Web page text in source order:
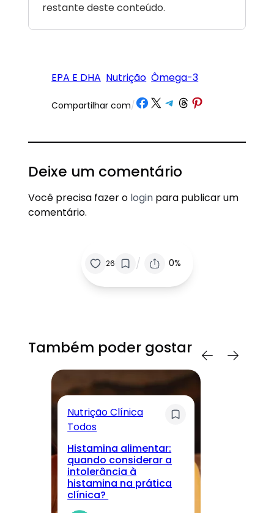
restante deste conteúdo.
EPA E DHA Nutrição Ômega-3
Compartilhar com/ Share on Facebook
Share on X Share on Telegram
Share on Threads
Share on Pinterest
Deixe um comentário
Você precisa fazer o login para publicar um
comentário.
26 / 0%
Também poder gostar
Nutrição Clínica
Todos
Histamina alimentar:
quando considerar a
intolerância à
histamina na prática
clínica?